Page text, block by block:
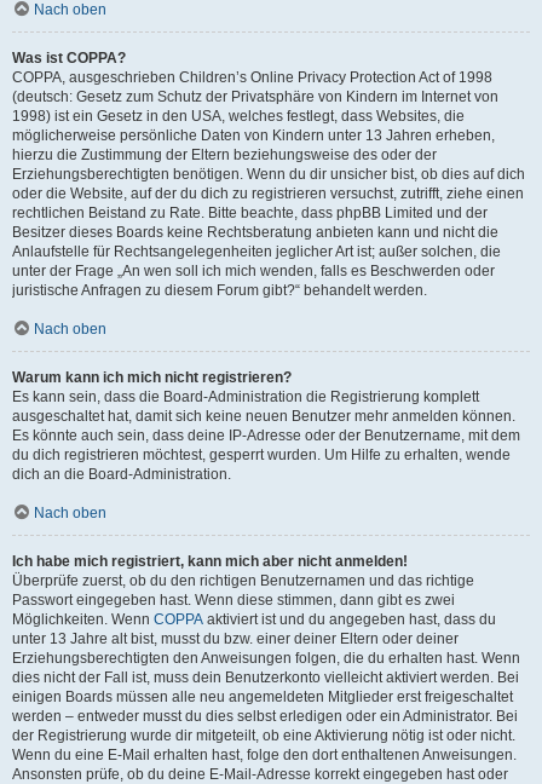
Nach oben
Was ist COPPA?
COPPA, ausgeschrieben Children’s Online Privacy Protection Act of 1998
(deutsch: Gesetz zum Schutz der Privatsphäre von Kindern im Internet von
1998) ist ein Gesetz in den USA, welches festlegt, dass Websites, die
möglicherweise persönliche Daten von Kindern unter 13 Jahren erheben,
hierzu die Zustimmung der Eltern beziehungsweise des oder der
Erziehungsberechtigten benötigen. Wenn du dir unsicher bist, ob dies auf dich
oder die Website, auf der du dich zu registrieren versuchst, zutrifft, ziehe einen
rechtlichen Beistand zu Rate. Bitte beachte, dass phpBB Limited und der
Besitzer dieses Boards keine Rechtsberatung anbieten kann und nicht die
Anlaufstelle für Rechtsangelegenheiten jeglicher Art ist; außer solchen, die
unter der Frage „An wen soll ich mich wenden, falls es Beschwerden oder
juristische Anfragen zu diesem Forum gibt?“ behandelt werden.
Nach oben
Warum kann ich mich nicht registrieren?
Es kann sein, dass die Board-Administration die Registrierung komplett
ausgeschaltet hat, damit sich keine neuen Benutzer mehr anmelden können.
Es könnte auch sein, dass deine IP-Adresse oder der Benutzername, mit dem
du dich registrieren möchtest, gesperrt wurden. Um Hilfe zu erhalten, wende
dich an die Board-Administration.
Nach oben
Ich habe mich registriert, kann mich aber nicht anmelden!
Überprüfe zuerst, ob du den richtigen Benutzernamen und das richtige
Passwort eingegeben hast. Wenn diese stimmen, dann gibt es zwei
Möglichkeiten. Wenn COPPA aktiviert ist und du angegeben hast, dass du
unter 13 Jahre alt bist, musst du bzw. einer deiner Eltern oder deiner
Erziehungsberechtigten den Anweisungen folgen, die du erhalten hast. Wenn
dies nicht der Fall ist, muss dein Benutzerkonto vielleicht aktiviert werden. Bei
einigen Boards müssen alle neu angemeldeten Mitglieder erst freigeschaltet
werden – entweder musst du dies selbst erledigen oder ein Administrator. Bei
der Registrierung wurde dir mitgeteilt, ob eine Aktivierung nötig ist oder nicht.
Wenn du eine E-Mail erhalten hast, folge den dort enthaltenen Anweisungen.
Ansonsten prüfe, ob du deine E-Mail-Adresse korrekt eingegeben hast oder